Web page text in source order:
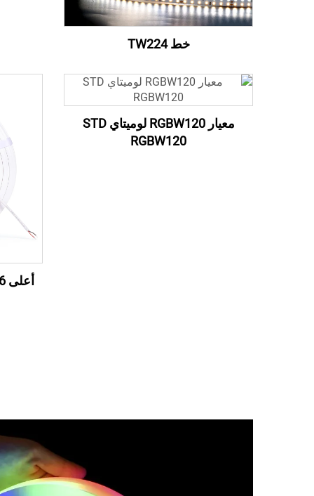
خط TW224
معيار RGBW120 لوميتاي STD
RGBW120